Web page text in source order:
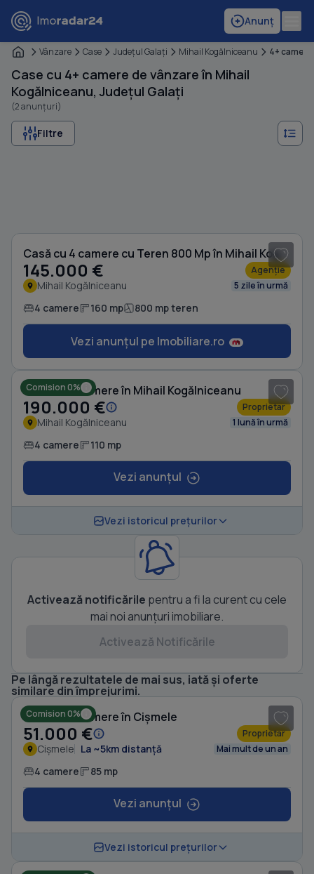
Anunț
Vânzare Case Judeţul Galaţi Mihail Kogălniceanu 4+ camere
Case cu 4+ camere de vânzare în Mihail
Kogălniceanu, Județul Galați
(2 anunțuri)
Filtre
Casă cu 4 camere cu Teren 800 Mp în Mihail Kogălniceanu
145.000 € Agenție
Mihail Kogălniceanu 5 zile în urmă
4 camere 160 mp 800 mp teren
Vezi anunțul pe Imobiliare.ro
Comision 0%
Casă cu 4 camere în Mihail Kogălniceanu
190.000 € Proprietar
Mihail Kogălniceanu 1 lună în urmă
4 camere 110 mp
Vezi anunțul
Vezi istoricul prețurilor
Activează notificările pentru a fi la curent cu cele
mai noi anunțuri imobiliare.
Activează Notificările
Pe lângă rezultatele de mai sus, iată și oferte
similare din împrejurimi.
Comision 0%
Casă cu 4 camere în Cișmele
51.000 € Proprietar
Cișmele La ~5km distanță Mai mult de un an
4 camere 85 mp
Vezi anunțul
Vezi istoricul prețurilor